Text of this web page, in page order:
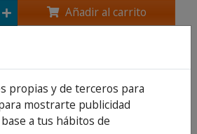
Añadir al carrito
Descripción
propias y de terceros para
mostrarte publicidad
a tus hábitos de